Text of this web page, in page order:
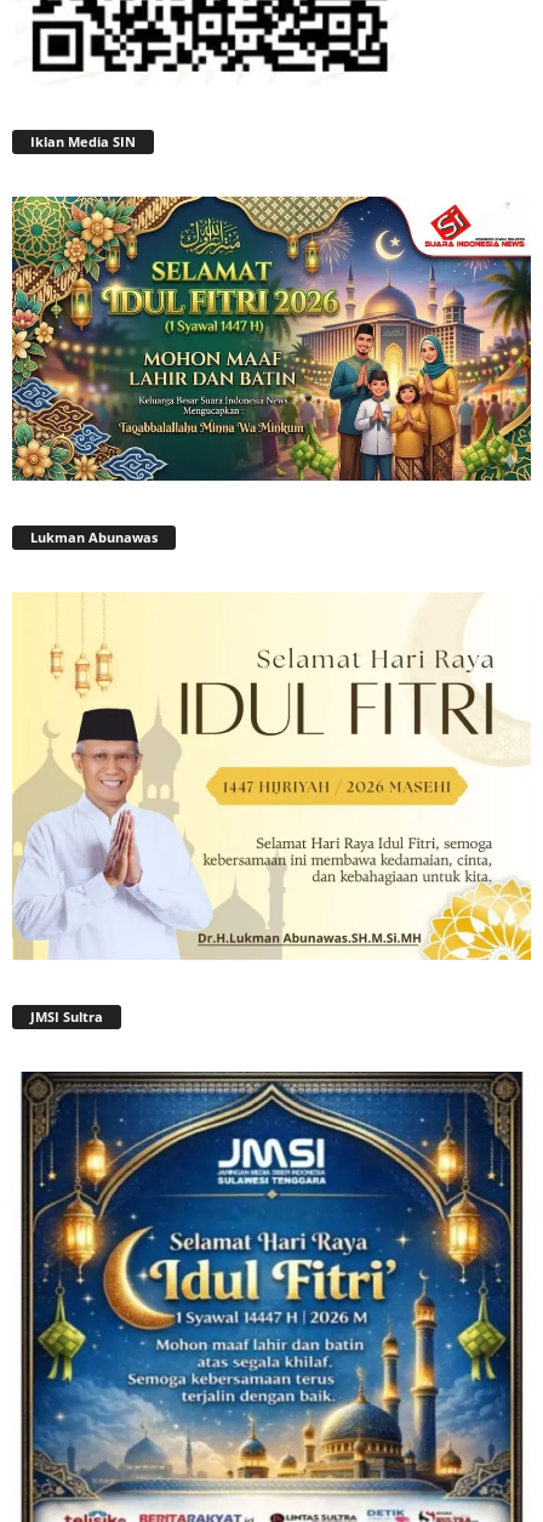
Iklan Media SIN
Lukman Abunawas
JMSI Sultra